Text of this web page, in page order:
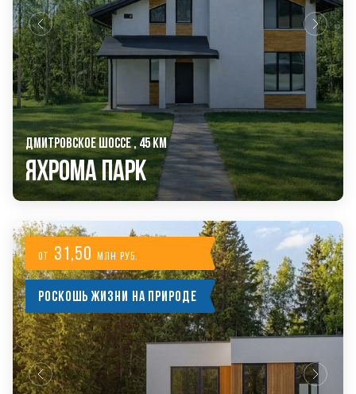
ДМИТРОВСКОЕ ШОССЕ , 45 КМ
Яхрома Парк
от 31,50 млн руб.
Роскошь жизни на природе